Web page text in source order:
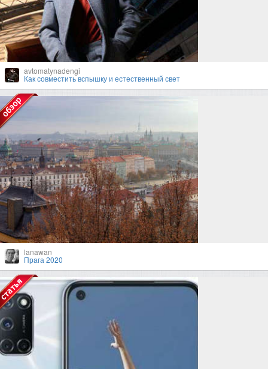
avtomatynadengi
Как совместить вспышку и естественный свет
lanawan
Прага 2020